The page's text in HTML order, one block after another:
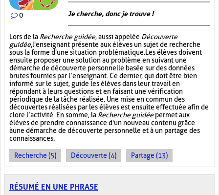
0 Je cherche, donc je trouve !
Lors de la Recherche guidée, aussi appelée Découverte
guidée, l'enseignant présente aux élèves un sujet de recherche
sous la forme d'une situation problématique. Les élèves doivent
ensuite proposer une solution au problème en suivant une
démarche de découverte personnelle basée sur des données
brutes fournies par l’enseignant. Ce dernier, qui doit être bien
informé sur le sujet, guide les élèves dans leur travail en
répondant à leurs questions et en faisant une vérification
périodique de la tâche réalisée. Une mise en commun des
découvertes réalisées par les élèves est ensuite effectuée afin de
clore l’activité. En somme, la Recherche guidéepermet aux
élèves de prendre connaissance d'un nouveau contenu grâce
à une démarche de découverte personnelle et à un partage des
connaissances.
Recherche (5) Découverte (4) Partage (13)
RÉSUMÉ EN UNE PHRASE